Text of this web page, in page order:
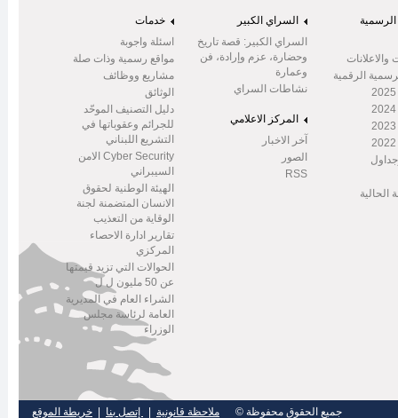
الرسمية
والاعلانات
الرقمية
الحالية
السراي الكبير
السراي الكبير: قصة تاريخ
وحضارة، عزم وإرادة، فن
وعمارة
نشاطات السراي
المركز الاعلامي
آخر الاخبار
الصور
RSS
خدمات
اسئلة واجوبة
مواقع رسمية وذات صلة
مشاريع ووظائف
الوثائق
دليل التصنيف الموحّد
للجرائم وعقوباتها في
التشريع اللبناني
Cyber Security الامن
السيبراني
الهيئة الوطنية لحقوق
الانسان المتضمنة لجنة
الوقاية من التعذيب
تقارير ادارة الاحصاء
المركزي
الحوالات التي تزيد قيمتها
عن 50 مليون ل ل
الشراء العام في المديرية
العامة لرئاسة مجلس
الوزراء
جميع الحقوق محفوظة © ملاحظة قانونية إتصل بنا خريطة الموقع